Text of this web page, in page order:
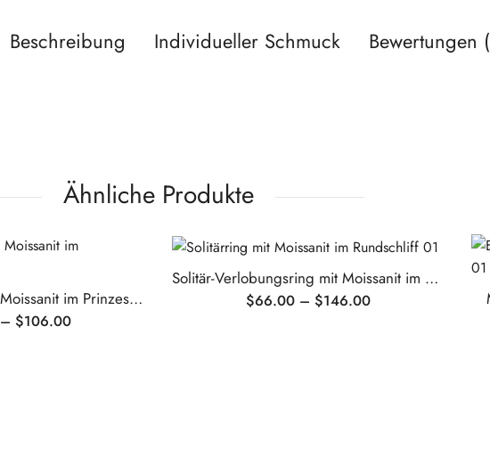
Beschreibung Individueller Schmuck Bewertungen
Ähnliche Produkte
Verlobungsring mit Moissanit im Prinzessschliff
– $106.00
Solitär-Verlobungsring mit Moissanit im Rundschliff
$66.00 – $146.00